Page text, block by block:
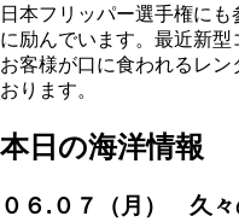
日本フリッパー選手権に
に励んでいます。最近新
お客様が口に食われるレ
おります。
本日の海洋情報
０６.０７（月） 久々